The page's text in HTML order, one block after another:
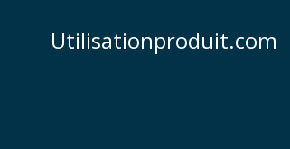
Utilisationproduit.com